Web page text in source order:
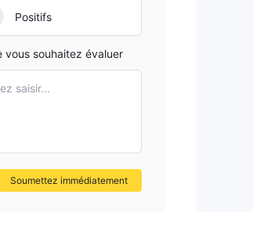
Positifs
vous souhaitez évaluer
saisir...
Soumettez immédiatement